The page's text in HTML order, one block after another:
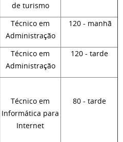
de turismo
Técnico em
Administração
120 - manhã
Técnico em
Administração
120 - tarde
Técnico em
Informática para
Internet
80 - tarde